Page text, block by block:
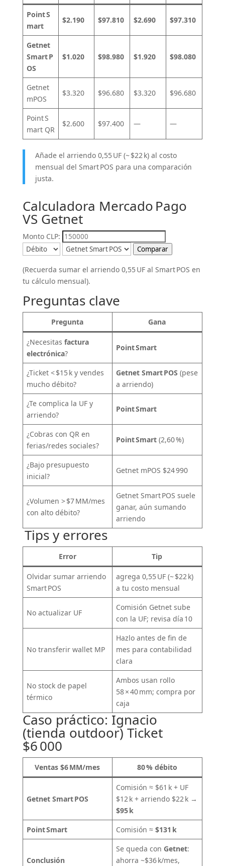
Point S
mart
$2.190 $97.810 $2.690 $97.310
Getnet
Smart P
OS
$1.020 $98.980 $1.920 $98.080
Getnet
mPOS
$3.320 $96.680 $3.320 $96.680
Point S
mart QR
$2.600 $97.400 — —
Añade el arriendo 0,55 UF (~ $22 k) al costo
mensual del Smart POS para una comparación
justa.
Calculadora Mercado Pago
VS Getnet
Monto CLP:
Comparar
(Recuerda sumar el arriendo 0,55 UF al Smart POS en
tu cálculo mensual).
Preguntas clave
Pregunta Gana
¿Necesitas factura
electrónica?
Point Smart
¿Ticket < $15 k y vendes
mucho débito?
Getnet Smart POS (pese
a arriendo)
¿Te complica la UF y
arriendo?
Point Smart
¿Cobras con QR en
ferias/redes sociales?
Point Smart(2,60 %)
¿Bajo presupuesto
inicial?
Getnet mPOS $24 990
¿Volumen > $7 MM/mes
con alto débito?
Getnet Smart POS suele
ganar, aún sumando
arriendo
Tips y errores
Error Tip
Olvidar sumar arriendo
Smart POS
agrega 0,55 UF (~ $22 k)
a tu costo mensual
No actualizar UF
Comisión Getnet sube
con la UF; revisa día 10
No transferir wallet MP
Hazlo antes de fin de
mes para contabilidad
clara
No stock de papel
térmico
Ambos usan rollo
58 × 40 mm; compra por
caja
Caso práctico: Ignacio
(tienda outdoor) Ticket
$6 000
Ventas $6 MM/mes 80 % débito
Getnet Smart POS
Comisión ≈ $61 k + UF
$12 k + arriendo $22 k →
$95 k
Point Smart
Comisión ≈ $131 k
Conclusión
Se queda con Getnet:
ahorra ~$36 k/mes,